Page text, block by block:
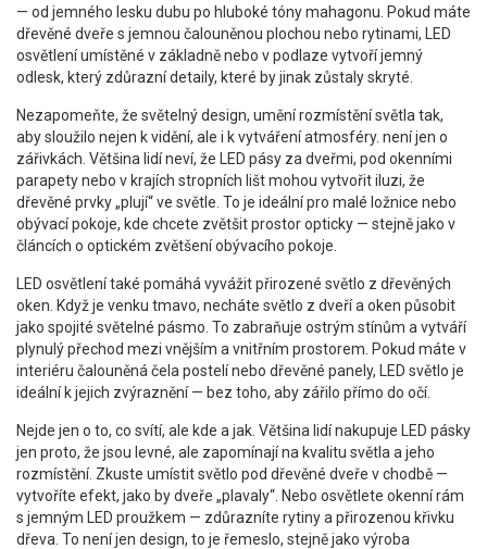
— od jemného lesku dubu po hluboké tóny mahagonu. Pokud máte
dřevěné dveře s jemnou čalouněnou plochou nebo rytinami, LED
osvětlení umístěné v základně nebo v podlaze vytvoří jemný
odlesk, který zdůrazní detaily, které by jinak zůstaly skryté.
Nezapomeňte, že světelný design, umění rozmístění světla tak,
aby sloužilo nejen k vidění, ale i k vytváření atmosféry. není jen o
zářivkách. Většina lidí neví, že LED pásy za dveřmi, pod okenními
parapety nebo v krajích stropních lišt mohou vytvořit iluzi, že
dřevěné prvky „plují“ ve světle. To je ideální pro malé ložnice nebo
obývací pokoje, kde chcete zvětšit prostor opticky — stejně jako v
článcích o optickém zvětšení obývacího pokoje.
LED osvětlení také pomáhá vyvážit přirozené světlo z dřevěných
oken. Když je venku tmavo, necháte světlo z dveří a oken působit
jako spojité světelné pásmo. To zabraňuje ostrým stínům a vytváří
plynulý přechod mezi vnějším a vnitřním prostorem. Pokud máte v
interiéru čalouněná čela postelí nebo dřevěné panely, LED světlo je
ideální k jejich zvýraznění — bez toho, aby zářilo přímo do očí.
Nejde jen o to, co svítí, ale kde a jak. Většina lidí nakupuje LED pásky
jen proto, že jsou levné, ale zapomínají na kvalitu světla a jeho
rozmístění. Zkuste umístit světlo pod dřevěné dveře v chodbě —
vytvoříte efekt, jako by dveře „plavaly“. Nebo osvětlete okenní rám
s jemným LED proužkem — zdůrazníte rytiny a přirozenou křivku
dřeva. To není jen design, to je řemeslo, stejně jako výroba